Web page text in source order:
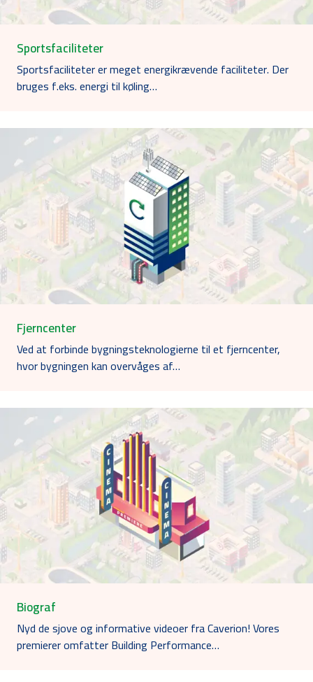
Sportsfaciliteter
Sportsfaciliteter er meget energikrævende faciliteter. Der
bruges f.eks. energi til køling…
Fjerncenter
Ved at forbinde bygningsteknologierne til et fjerncenter,
hvor bygningen kan overvåges af…
Biograf
Nyd de sjove og informative videoer fra Caverion! Vores
premierer omfatter Building Performance…